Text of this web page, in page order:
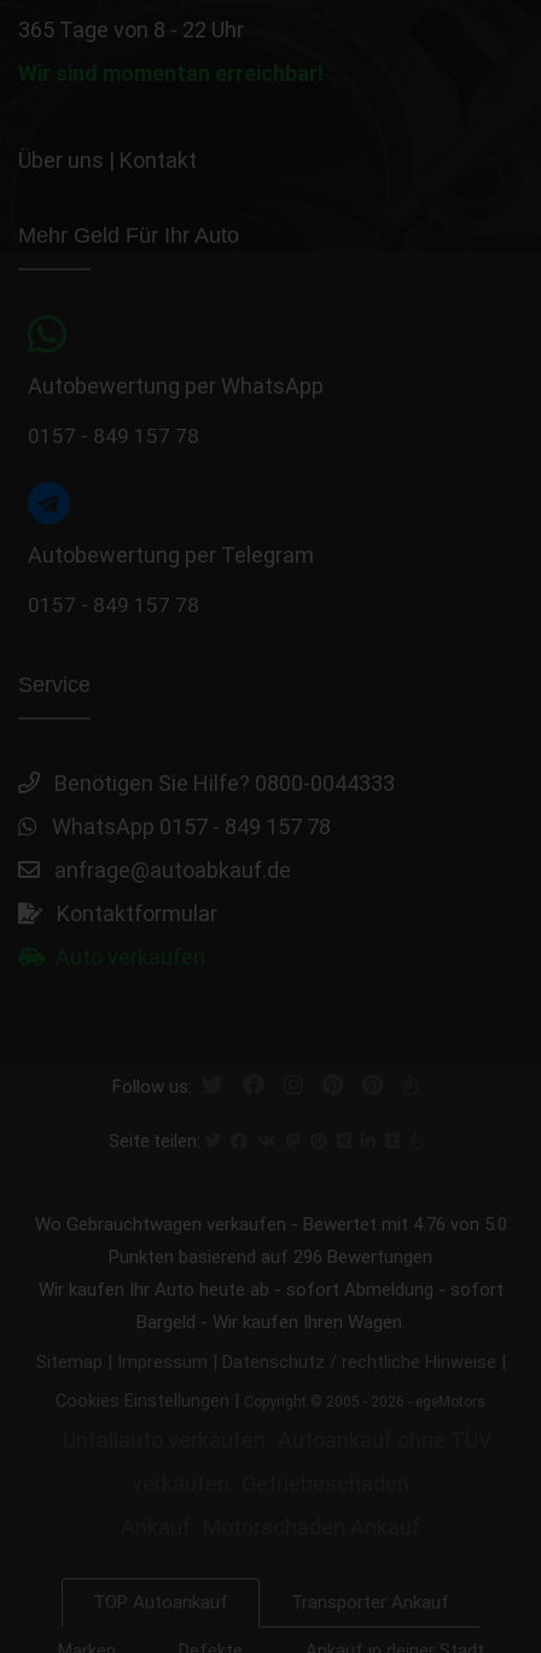
365 Tage von 8 - 22 Uhr
Wir sind momentan erreichbar!
Über uns | Kontakt
Mehr Geld Für Ihr Auto
Autobewertung per WhatsApp
0157 - 849 157 78
Autobewertung per Telegram
0157 - 849 157 78
Service
Benötigen Sie Hilfe? 0800-0044333
WhatsApp 0157 - 849 157 78
anfrage@autoabkauf.de
Kontaktformular
Follow us:
Seite teilen:
Wo Gebrauchtwagen verkaufen - Bewertet mit 4.76 von 5.0
Punkten basierend auf 296 Bewertungen
Wir kaufen Ihr Auto heute ab - sofort Abmeldung - sofort
Bargeld - Wir kaufen Ihren Wagen.
Sitemap | Impressum | Datenschutz / rechtliche Hinweise |
Cookies Einstellungen | Copyright © 2005 - 2026 - egeMotors
TOP Autoankauf Transporter Ankauf